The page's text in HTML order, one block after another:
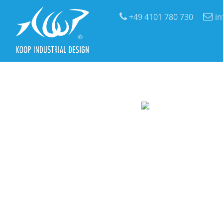
+49 4101 780 730